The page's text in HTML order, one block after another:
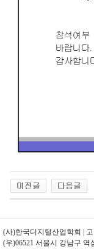
(사)한국디지털산업학회 |
(우)06521 서울시 강남구